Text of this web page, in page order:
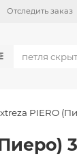
Отследить заказ
PIERO